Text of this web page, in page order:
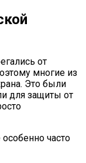
от
многие из
Это были
для защиты от
часто